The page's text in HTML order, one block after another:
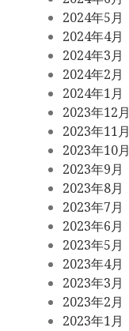
2024年5月
2024年4月
2024年3月
2024年2月
2024年1月
2023年12月
2023年11月
2023年10月
2023年9月
2023年8月
2023年7月
2023年6月
2023年5月
2023年4月
2023年3月
2023年2月
2023年1月